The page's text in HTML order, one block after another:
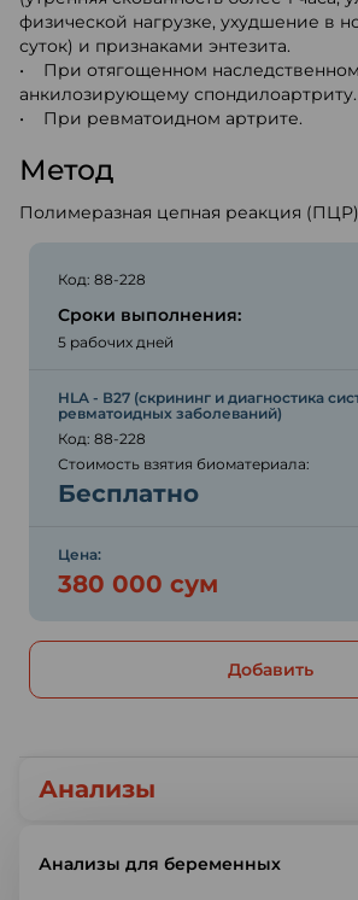
Анализы
Анализы для беременных
физической нагрузке, ухудшение в
суток) и признаками энтезита.
• При отягощенном
анкилозирующему спондилоартриту.
• При ревматоидном артрите.
Метод
Полимеразная цепная реакция
Код: 88-228
Сроки выполнения:
5 рабочих дней
HLA - В27 (скрининг и диагностика
ревматоидных заболеваний)
Код: 88-228
Стоимость взятия биоматериала:
Бесплатно
Цена:
380 000 сум
Добавить